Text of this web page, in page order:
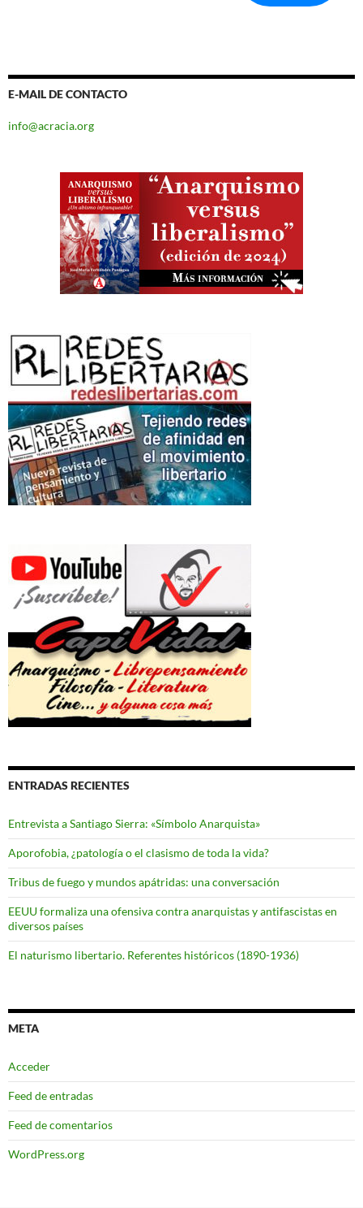
E-MAIL DE CONTACTO
info@acracia.org
ENTRADAS RECIENTES
Entrevista a Santiago Sierra: «Símbolo Anarquista»
Aporofobia, ¿patología o el clasismo de toda la vida?
Tribus de fuego y mundos apátridas: una conversación
EEUU formaliza una ofensiva contra anarquistas y antifascistas en
diversos países
El naturismo libertario. Referentes históricos (1890-1936)
META
Acceder
Feed de entradas
Feed de comentarios
WordPress.org